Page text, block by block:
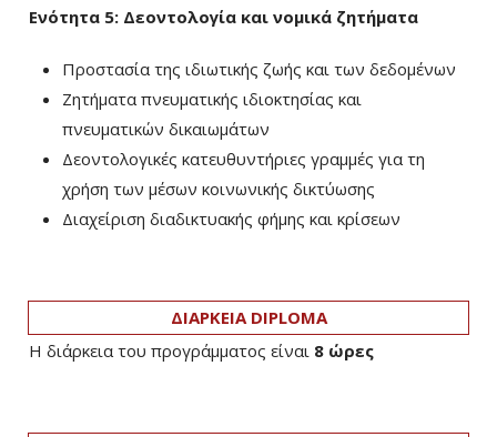
Ενότητα 5: Δεοντολογία και νομικά ζητήματα
Προστασία της ιδιωτικής ζωής και των δεδομένων
Ζητήματα πνευματικής ιδιοκτησίας και
πνευματικών δικαιωμάτων
Δεοντολογικές κατευθυντήριες γραμμές για τη
χρήση των μέσων κοινωνικής δικτύωσης
Διαχείριση διαδικτυακής φήμης και κρίσεων
ΔΙΑΡΚΕΙΑ DIPLOMA
Η διάρκεια του προγράμματος είναι 8 ώρες